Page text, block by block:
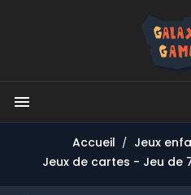

Accueil Jeux
Jeux de cartes - Jeu de